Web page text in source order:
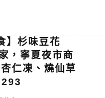
】杉味豆花
，寧夏夜市商
仁凍、燒仙草